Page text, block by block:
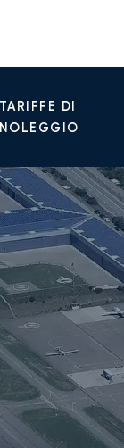
TARIFFE DI
NOLEGGIO